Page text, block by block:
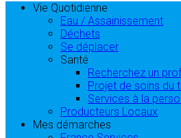
Vie Quotidienne
Eau / Assainissement
Déchets
Se déplacer
Santé
Recherchez un
Projet de soins du
Services à la
Producteurs Locaux
Mes démarches